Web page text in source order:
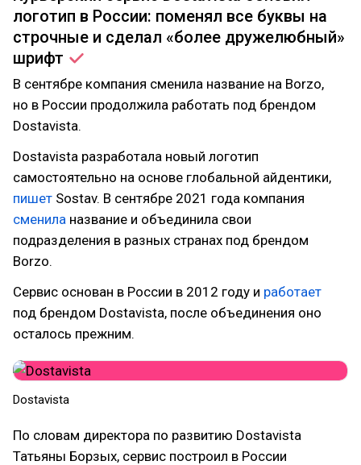
логотип в России: поменял все буквы на
строчные и сделал «более дружелюбный»
шрифт
В сентябре компания сменила название на Borzo,
но в России продолжила работать под брендом
Dostavista.
Dostavista разработала новый логотип
самостоятельно на основе глобальной айдентики,
пишет Sostav. В сентябре 2021 года компания
сменила название и объединила свои
подразделения в разных странах под брендом
Borzo.
Сервис основан в России в 2012 году и работает
под брендом Dostavista, после объединения оно
осталось прежним.
Dostavista
По словам директора по развитию Dostavista
Татьяны Борзых, сервис построил в России